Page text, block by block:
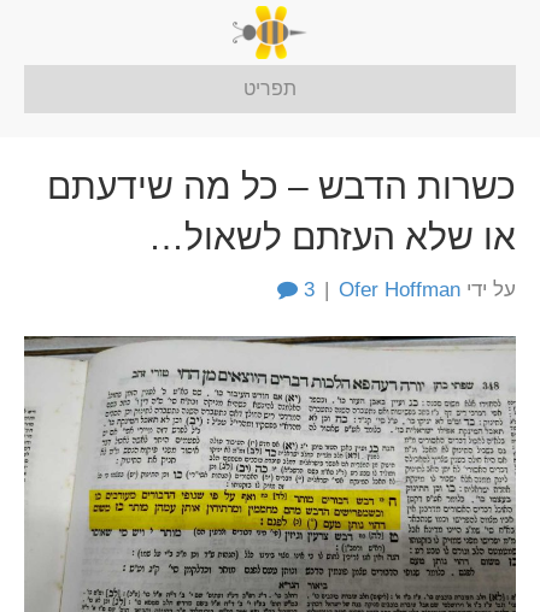
תפריט
כשרות הדבש – כל מה שידעתם
או שלא העזתם לשאול…
על ידי Ofer Hoffman
3